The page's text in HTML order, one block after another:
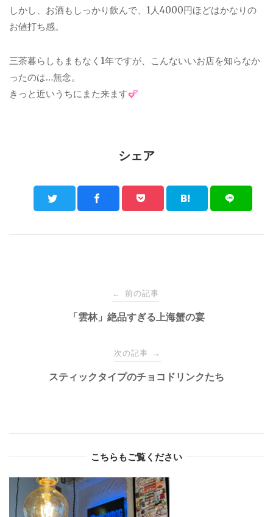
しかし、お酒もしっかり飲んで、1人4000円ほどはかなりの
お値打ち感。
三茶暮らしもまもなく1年ですが、こんないいお店を知らなか
ったのは…無念。
きっと近いうちにまた来ます
シェア
navigation
← 前の記事
「雲林」絶品すぎる上海蟹の宴
次の記事 →
スティックタイプのチョコドリンクたち
こちらもご覧ください